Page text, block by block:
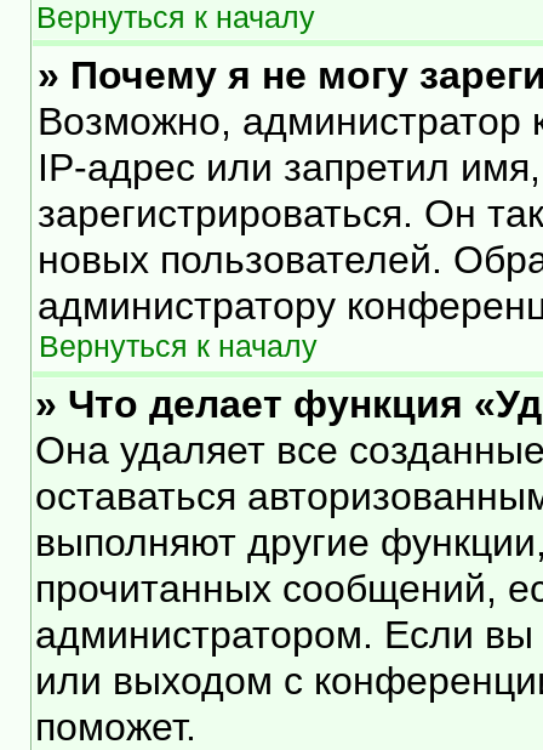
Вернуться к началу
» Почему я не могу
Возможно, администратор
IP-адрес или запретил
зарегистрироваться. Он
новых пользователей.
администратору
Вернуться к началу
» Что делает функция
Она удаляет все
оставаться
выполняют другие
прочитанных сообщений,
администратором. Если
или выходом с
поможет.